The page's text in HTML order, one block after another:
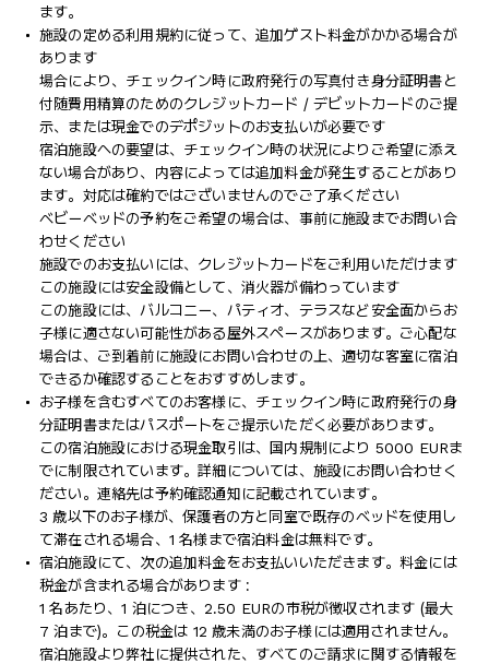
ます。
施設の定める利用規約に従って、追加ゲスト料金がかかる場合が
あります
場合により、チェックイン時に政府発行の写真付き身分証明書と
付随費用精算のためのクレジットカード / デビットカードのご提
示、または現金でのデポジットのお支払いが必要です
宿泊施設への要望は、チェックイン時の状況によりご希望に添え
ない場合があり、内容によっては追加料金が発生することがあり
ます。対応は確約ではございませんのでご了承ください
ベビーベッドの予約をご希望の場合は、事前に施設までお問い合
わせください
施設でのお支払いには、クレジットカードをご利用いただけます
この施設には安全設備として、消火器が備わっています
この施設には、バルコニー、パティオ、テラスなど安全面からお
子様に適さない可能性がある屋外スペースがあります。ご心配な
場合は、ご到着前に施設にお問い合わせの上、適切な客室に宿泊
できるか確認することをおすすめします。
お子様を含むすべてのお客様に、チェックイン時に政府発行の身
分証明書またはパスポートをご提示いただく必要があります。
この宿泊施設における現金取引は、国内規制により 5000 EURま
でに制限されています。詳細については、施設にお問い合わせく
ださい。連絡先は予約確認通知に記載されています。
3 歳以下のお子様が、保護者の方と同室で既存のベッドを使用し
て滞在される場合、1 名様まで宿泊料金は無料です。
宿泊施設にて、次の追加料金をお支払いいただきます。料金には
税金が含まれる場合があります :
1 名あたり、1 泊につき、2.50 EURの市税が徴収されます (最大
7 泊まで)。この税金は 12 歳未満のお子様には適用されません。
宿泊施設より弊社に提供された、すべてのご請求に関する情報を